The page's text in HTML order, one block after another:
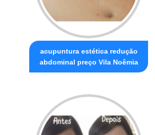
acupuntura estética redução
abdominal preço Vila Noêmia